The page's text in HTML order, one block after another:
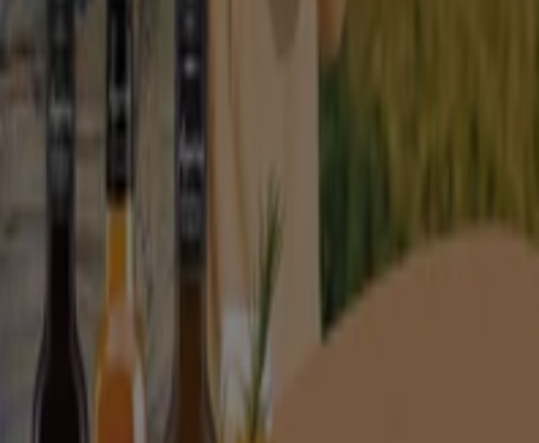
Willst du jetzt ein gesundes Leben führen? Dann sind Bio-
Produkte genau das Richtige für dich! Mit einem Klick
hast du Zugang zu vertrauenswürdigen Marken und
Sonderangeboten für deine Familie und deine eigene
Gesundheit.
Siehe die Angebote der Biomärkte
Tiendeo ist Teil von Shopfully, dem Tech-Unternehmen,
das das lokale Einkaufen weltweit neu erfindet.